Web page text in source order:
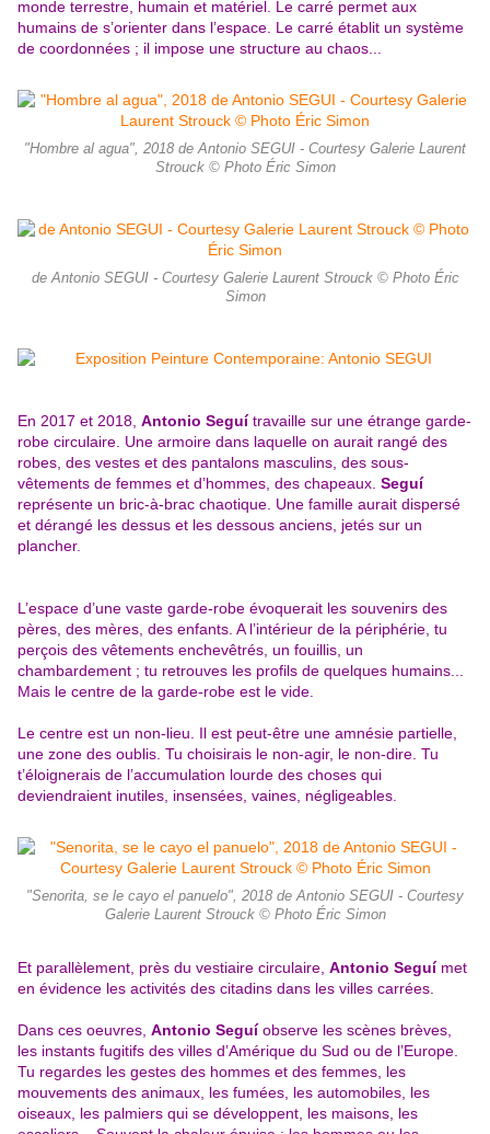
monde terrestre, humain et matériel. Le carré permet aux
humains de s’orienter dans l’espace. Le carré établit un système
de coordonnées ; il impose une structure au chaos...
"Hombre al agua", 2018 de Antonio SEGUI - Courtesy Galerie Laurent
Strouck © Photo Éric Simon
de Antonio SEGUI - Courtesy Galerie Laurent Strouck © Photo Éric
Simon
En 2017 et 2018, Antonio Seguítravaille sur une étrange garde-
robe circulaire. Une armoire dans laquelle on aurait rangé des
robes, des vestes et des pantalons masculins, des sous-
vêtements de femmes et d’hommes, des chapeaux. Seguí
représente un bric-à-brac chaotique. Une famille aurait dispersé
et dérangé les dessus et les dessous anciens, jetés sur un
plancher.
L’espace d’une vaste garde-robe évoquerait les souvenirs des
pères, des mères, des enfants. A l’intérieur de la périphérie, tu
perçois des vêtements enchevêtrés, un fouillis, un
chambardement ; tu retrouves les profils de quelques humains...
Mais le centre de la garde-robe est le vide.
Le centre est un non-lieu. Il est peut-être une amnésie partielle,
une zone des oublis. Tu choisirais le non-agir, le non-dire. Tu
t’éloignerais de l’accumulation lourde des choses qui
deviendraient inutiles, insensées, vaines, négligeables.
"Senorita, se le cayo el panuelo", 2018 de Antonio SEGUI - Courtesy
Galerie Laurent Strouck © Photo Éric Simon
Et parallèlement, près du vestiaire circulaire, Antonio Seguí met
en évidence les activités des citadins dans les villes carrées.
Dans ces oeuvres, Antonio Seguíobserve les scènes brèves,
les instants fugitifs des villes d’Amérique du Sud ou de l’Europe.
Tu regardes les gestes des hommes et des femmes, les
mouvements des animaux, les fumées, les automobiles, les
oiseaux, les palmiers qui se développent, les maisons, les